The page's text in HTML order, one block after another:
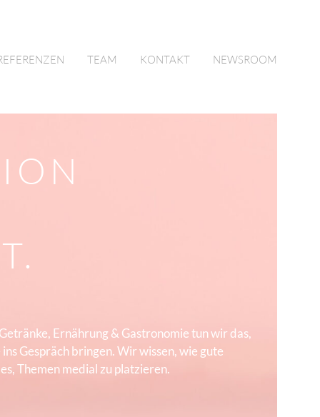
TEAM KONTAKT NEWSROOM
Ernährung & Gastronomie tun wir das,
Gespräch bringen. Wir wissen, wie gute
Themen medial zu platzieren.